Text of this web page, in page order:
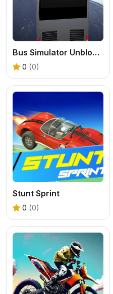
Bus Simulator Unblocked Remastered
0 (0)
Stunt Sprint
0 (0)